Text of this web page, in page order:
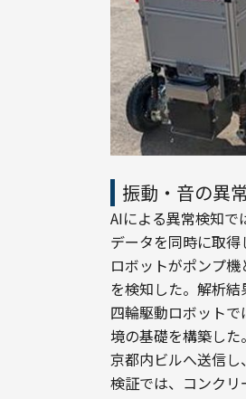
振動・音の異
AIによる異常検知
データを同時に取
ロボットがポンプ
を検知した。解析結
四輪駆動ロボット
境の基礎を構築し
京都内ビルへ送信し
検証では、コンク